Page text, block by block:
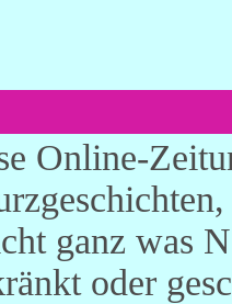
Online-
ganz was
oder